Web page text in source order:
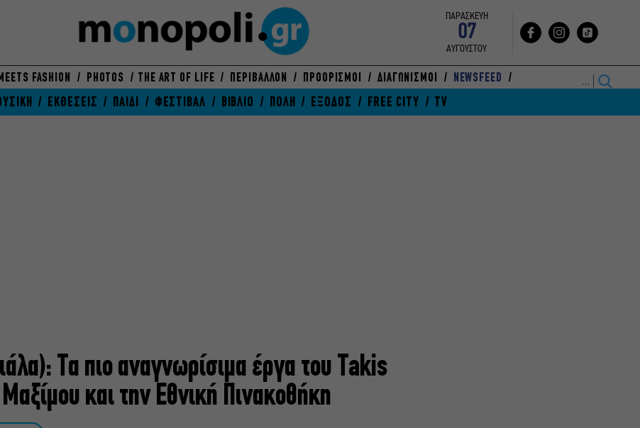
ΠΑΡΑΣΚΕΥΗ
07
ΑΥΓΟΥΣΤΟΥ
FASHION PHOTOS THE ART OF LIFE ΠΕΡΙΒΑΛΛΟΝ ΠΡΟΟΡΙΣΜΟΙ ΔΙΑΓΩΝΙΣΜΟΙ NEWSFEED
ΕΚΘΕΣΕΙΣ ΠΑΙΔΙ ΦΕΣΤΙΒΑΛ ΒΙΒΛΙΟ ΠΟΛΗ ΕΞΟΔΟΣ FREE CITY TV
Τα πιο αναγνωρίσιμα έργα του Takis
και την Εθνική Πινακοθήκη